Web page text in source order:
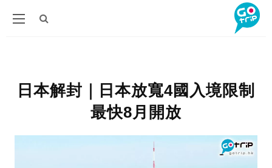
日本解封｜日本放寬4國入境限制
最快8月開放